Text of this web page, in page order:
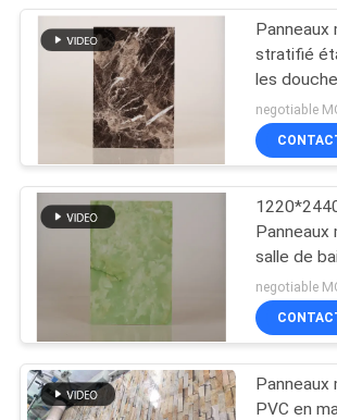
panneaux de
plafond de PVC
conseil de
de PVC
Panneaux
stratifié
les
l'abrasion
negotiable
Panneaux
salle de
muraux
Couleur
negotiable
Panneaux
PVC en